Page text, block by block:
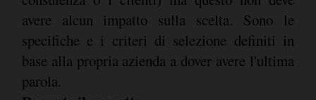
avere alcun impatto sulla scelta. Sono le
specifiche e i criteri di selezione definiti in
base alla propria azienda a dover avere l'ultima
parola.